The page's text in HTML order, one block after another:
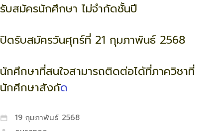
รับสมัครนักศึกษา ไม่จำกัดชั้นปี
ปิดรับสมัครวันศุกร์ที่ 21 กุมภาพันธ์ 2568
นักศึกษาที่สนใจสามารถติดต่อได้ที่ภาควิชาที่
นักศึกษาสังกัด
19 กุมภาพันธ์ 2568